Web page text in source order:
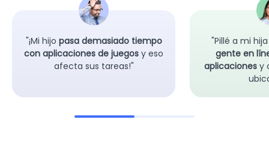
"¡Mi hijo pasa demasiado tiempo
con aplicaciones de juegos y eso
afecta sus tareas!"
"Pillé a mi
gente en
aplicacionesy